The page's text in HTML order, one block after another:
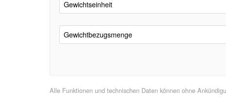
Gewichtseinheit
Gewichtbezugsmenge
Alle Funktionen und technischen Daten können ohne